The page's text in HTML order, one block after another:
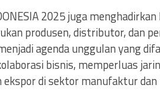
2025 juga
produsen, distributor, dan
agenda unggulan yang
bisnis, memperluas
ekspor di sektor manufaktur